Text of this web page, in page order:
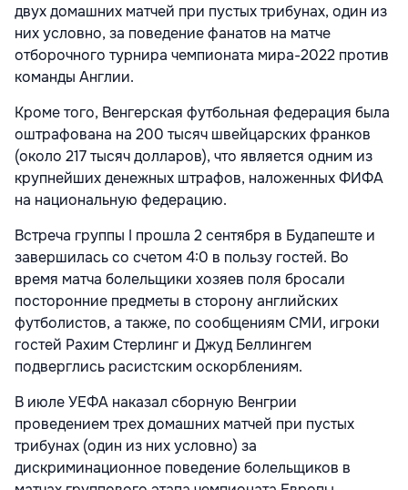
двух домашних матчей при пустых трибунах, один из
них условно, за поведение фанатов на матче
отборочного турнира чемпионата мира-2022 против
команды Англии.
Кроме того, Венгерская футбольная федерация была
оштрафована на 200 тысяч швейцарских франков
(около 217 тысяч долларов), что является одним из
крупнейших денежных штрафов, наложенных ФИФА
на национальную федерацию.
Встреча группы I прошла 2 сентября в Будапеште и
завершилась со счетом 4:0 в пользу гостей. Во
время матча болельщики хозяев поля бросали
посторонние предметы в сторону английских
футболистов, а также, по сообщениям СМИ, игроки
гостей Рахим Стерлинг и Джуд Беллингем
подверглись расистским оскорблениям.
В июле УЕФА наказал сборную Венгрии
проведением трех домашних матчей при пустых
трибунах (один из них условно) за
дискриминационное поведение болельщиков в